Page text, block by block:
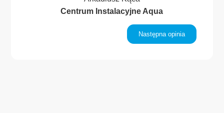
Centrum Instalacyjne Aqua
Następna opinia